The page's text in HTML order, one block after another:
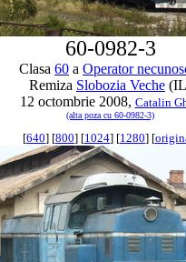
60-0982-3
Clasa 60 a Operator
Remiza Slobozia Veche
12 octombrie 2008, Catalin
(alta poza cu 60-0982-3)
[640] [800] [1024] [1280] [